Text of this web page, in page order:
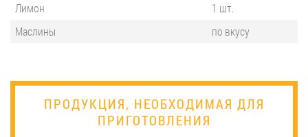
Лимон
1 шт.
Маслины
по вкусу
ПРОДУКЦИЯ, НЕОБХОДИМАЯ ДЛЯ
ПРИГОТОВЛЕНИЯ